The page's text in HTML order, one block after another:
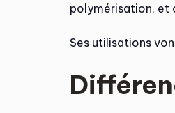
polymérisation, et
Ses utilisations